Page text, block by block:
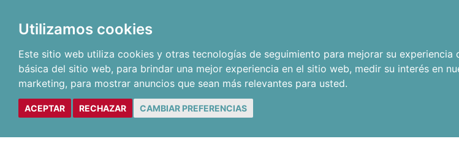
Utilizamos cookies
Este sitio web utiliza cookies y otras tecnologías de seguimiento para mejorar su experiencia
básica del sitio web, para brindar una mejor experiencia en el sitio web, medir su interés en
marketing, para mostrar anuncios que sean más relevantes para usted.
ACEPTAR RECHAZAR CAMBIAR PREFERENCIAS